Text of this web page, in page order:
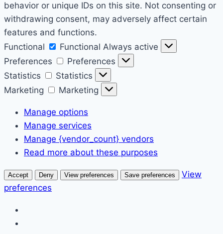
behavior or unique IDs on this site. Not consenting or
withdrawing consent, may adversely affect certain
features and functions.
Functional
Functional Always active
Preferences
Preferences
Statistics
Statistics
Marketing
Marketing
Manage options
Manage services
Manage {vendor_count} vendors
Read more about these purposes
Accept Deny View preferences Save preferences
View
preferences